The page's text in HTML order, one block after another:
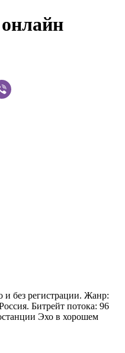
без регистрации. Жанр:
Битрейт потока: 96
Эхо в хорошем